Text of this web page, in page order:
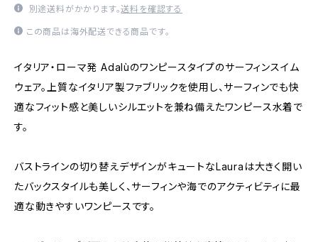
別途送料がかかります。送料を確認する
この商品は海外配送できる商品です。
イタリア・ローマ発 Adalùのワンピースタイプのサーフィンスイム
ウェア。上質なイタリア製ファブリックを使用し、サーフィンでも快
適なフィット感と美しいシルエットを兼ね備えたワンピース水着で
す。
バストラインの切り替えデザインがキュートなLauraは大きく開い
たバックスタイルも美しく、サーフィンや海でのアクティビティに最
適な動きやすいワンピースです。